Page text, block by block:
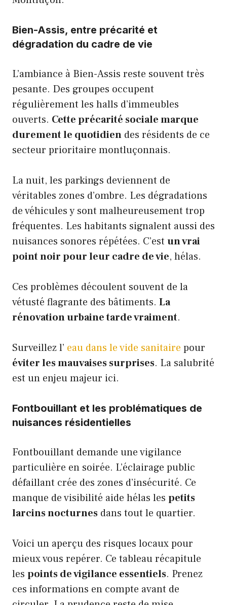
Bien-Assis, entre précarité et
dégradation du cadre de vie
L’ambiance à Bien-Assis reste souvent très
pesante. Des groupes occupent
régulièrement les halls d’immeubles
ouverts. Cette précarité sociale marque
durement le quotidien des résidents de ce
secteur prioritaire montluçonnais.
La nuit, les parkings deviennent de
véritables zones d’ombre. Les dégradations
de véhicules y sont malheureusement trop
fréquentes. Les habitants signalent aussi des
nuisances sonores répétées. C’est un vrai
point noir pour leur cadre de vie, hélas.
Ces problèmes découlent souvent de la
vétusté flagrante des bâtiments. La
rénovation urbaine tarde vraiment.
Surveillez l’ eau dans le vide sanitaire pour
éviter les mauvaises surprises. La salubrité
est un enjeu majeur ici.
Fontbouillant et les problématiques de
nuisances résidentielles
Fontbouillant demande une vigilance
particulière en soirée. L’éclairage public
défaillant crée des zones d’insécurité. Ce
manque de visibilité aide hélas les petits
larcins nocturnes dans tout le quartier.
Voici un aperçu des risques locaux pour
mieux vous repérer. Ce tableau récapitule
les points de vigilance essentiels. Prenez
ces informations en compte avant de